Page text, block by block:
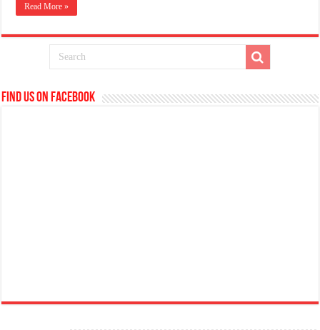
Read More »
Find us on Facebook